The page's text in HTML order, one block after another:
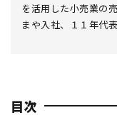
を活用した小売業の
まや入社、１１年代
目次